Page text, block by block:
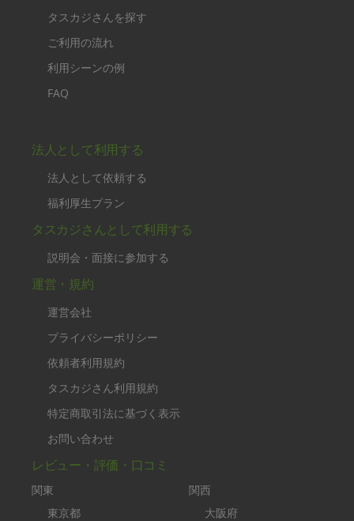
タスカジさんを探す
ご利用の流れ
利用シーンの例
FAQ
法人として利用する
法人として依頼する
福利厚生プラン
タスカジさんとして利用する
説明会・面接に参加する
運営・規約
運営会社
プライバシーポリシー
依頼者利用規約
タスカジさん利用規約
特定商取引法に基づく表示
お問い合わせ
レビュー・評価・口コミ
関東
東京都
関西
大阪府